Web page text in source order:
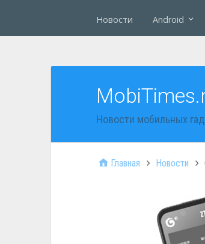
Новости Android
Новости мобильных
Главная Новости